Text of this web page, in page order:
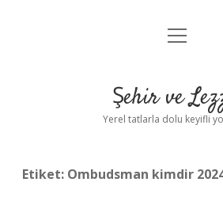
Anasayfa
Yasal Uyarı
menüyü
Şehir ve
Yerel tatlarla dolu keyifli
Etiket: Ombudsman kimdir